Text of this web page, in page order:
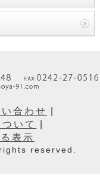
合わせ
いて
表示
reserved.